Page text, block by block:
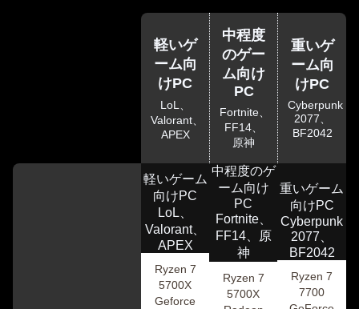
軽いゲ
ーム向
けPC
LoL、
Valorant、
APEX
中程度
のゲー
ム向け
PC
Fortnite、
FF14、
原神
重いゲ
ーム向
けPC
Cyberpunk
2077、
BF2042
軽いゲーム
向けPC
LoL、
Valorant、
APEX
Ryzen 7
5700X
Geforce
中程度のゲ
ーム向け
PC
Fortnite、
FF14、原
神
Ryzen 7
5700X
重いゲーム
向けPC
Cyberpunk
2077、
BF2042
Ryzen 7
7700